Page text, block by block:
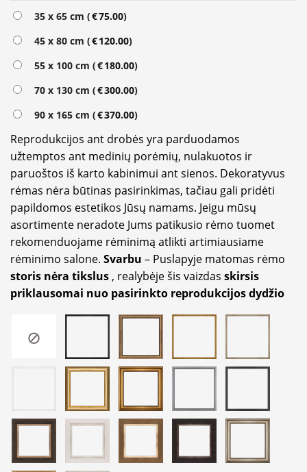
35 x 65 cm (€75.00)
45 x 80 cm (€120.00)
55 x 100 cm (€180.00)
70 x 130 cm (€300.00)
90 x 165 cm (€370.00)
Reprodukcijos ant drobės yra parduodamos
užtemptos ant medinių porėmių, nulakuotos ir
paruoštos iš karto kabinimui ant sienos. Dekoratyvus
rėmas nėra būtinas pasirinkimas, tačiau gali pridėti
papildomos estetikos Jūsų namams. Jeigu mūsų
asortimente neradote Jums patikusio rėmo tuomet
rekomenduojame rėminimą atlikti artimiausiame
rėminimo salone. Svarbu – Puslapyje matomas rėmo
storis nėra tikslus , realybėje šis vaizdas skirsis
priklausomai nuo pasirinkto reprodukcijos dydžio
Alternative: